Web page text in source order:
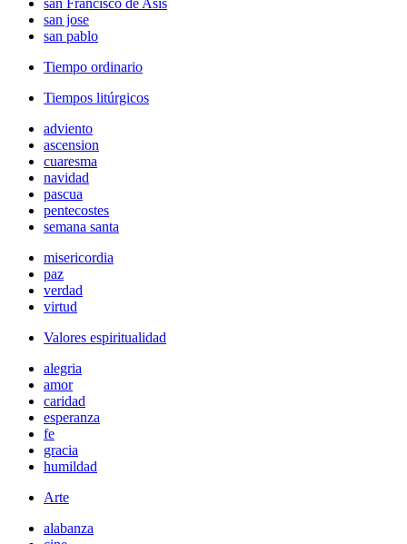
san Francisco de Asís
san jose
san pablo
Tiempo ordinario
Tiempos litúrgicos
adviento
ascension
cuaresma
navidad
pascua
pentecostes
semana santa
misericordia
paz
verdad
virtud
Valores espiritualidad
alegria
amor
caridad
esperanza
fe
gracia
humildad
Arte
alabanza